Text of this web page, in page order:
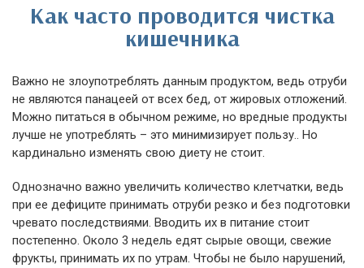
Как часто проводится чистка
кишечника
Важно не злоупотреблять данным продуктом, ведь отруби
не являются панацеей от всех бед, от жировых отложений.
Можно питаться в обычном режиме, но вредные продукты
лучше не употреблять – это минимизирует пользу.. Но
кардинально изменять свою диету не стоит.
Однозначно важно увеличить количество клетчатки, ведь
при ее дефиците принимать отруби резко и без подготовки
чревато последствиями. Вводить их в питание стоит
постепенно. Около 3 недель едят сырые овощи, свежие
фрукты, принимать их по утрам. Чтобы не было нарушений,